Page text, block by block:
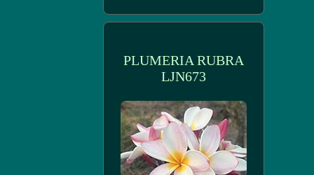
PLUMERIA RUBRA
LJN673